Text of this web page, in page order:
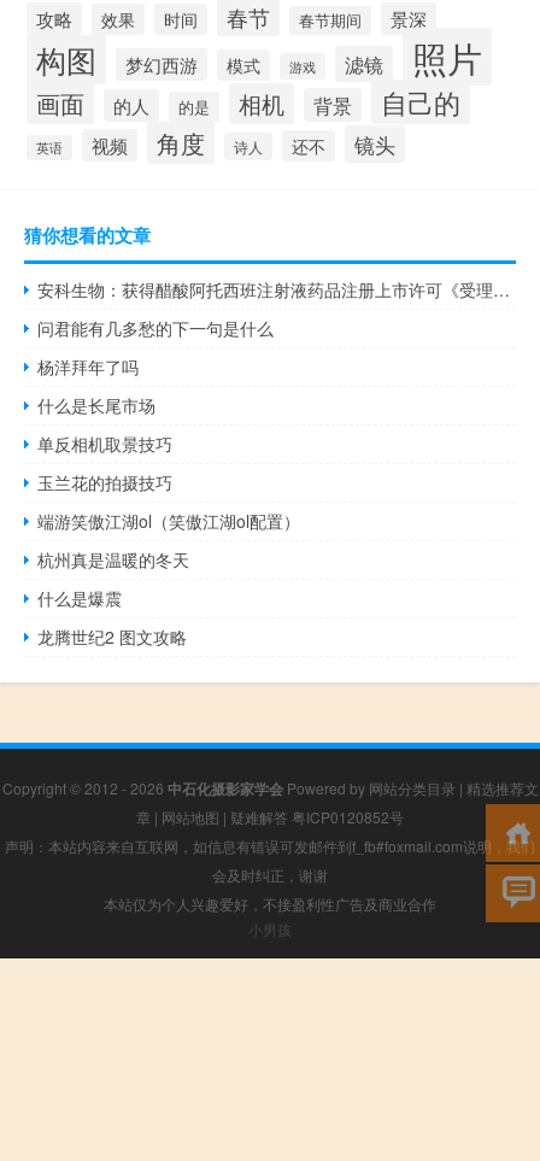
攻略 效果 时间 春节 春节期间 景深
构图 梦幻西游 模式 游戏 滤镜 照片
画面 的人 的是 相机 背景 自己的
英语 视频 角度 诗人 还不 镜头
猜你想看的文章
安科生物：获得醋酸阿托西班注射液药品注册上市许可《受理通知书》
问君能有几多愁的下一句是什么
杨洋拜年了吗
什么是长尾市场
单反相机取景技巧
玉兰花的拍摄技巧
端游笑傲江湖ol（笑傲江湖ol配置）
杭州真是温暖的冬天
什么是爆震
龙腾世纪2 图文攻略
Copyright © 2012 - 2026 中石化摄影家学会Powered by 网站分类目录 | 精选推荐文
章 | 网站地图 | 疑难解答 粤ICP0120852号
声明：本站内容来自互联网，如信息有错误可发邮件到f_fb#foxmail.com说明，我们
会及时纠正，谢谢
本站仅为个人兴趣爱好，不接盈利性广告及商业合作
小男孩